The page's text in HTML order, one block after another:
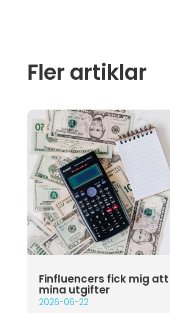
Fler artiklar
Finfluencers fick mig
mina utgifter
2026-06-22